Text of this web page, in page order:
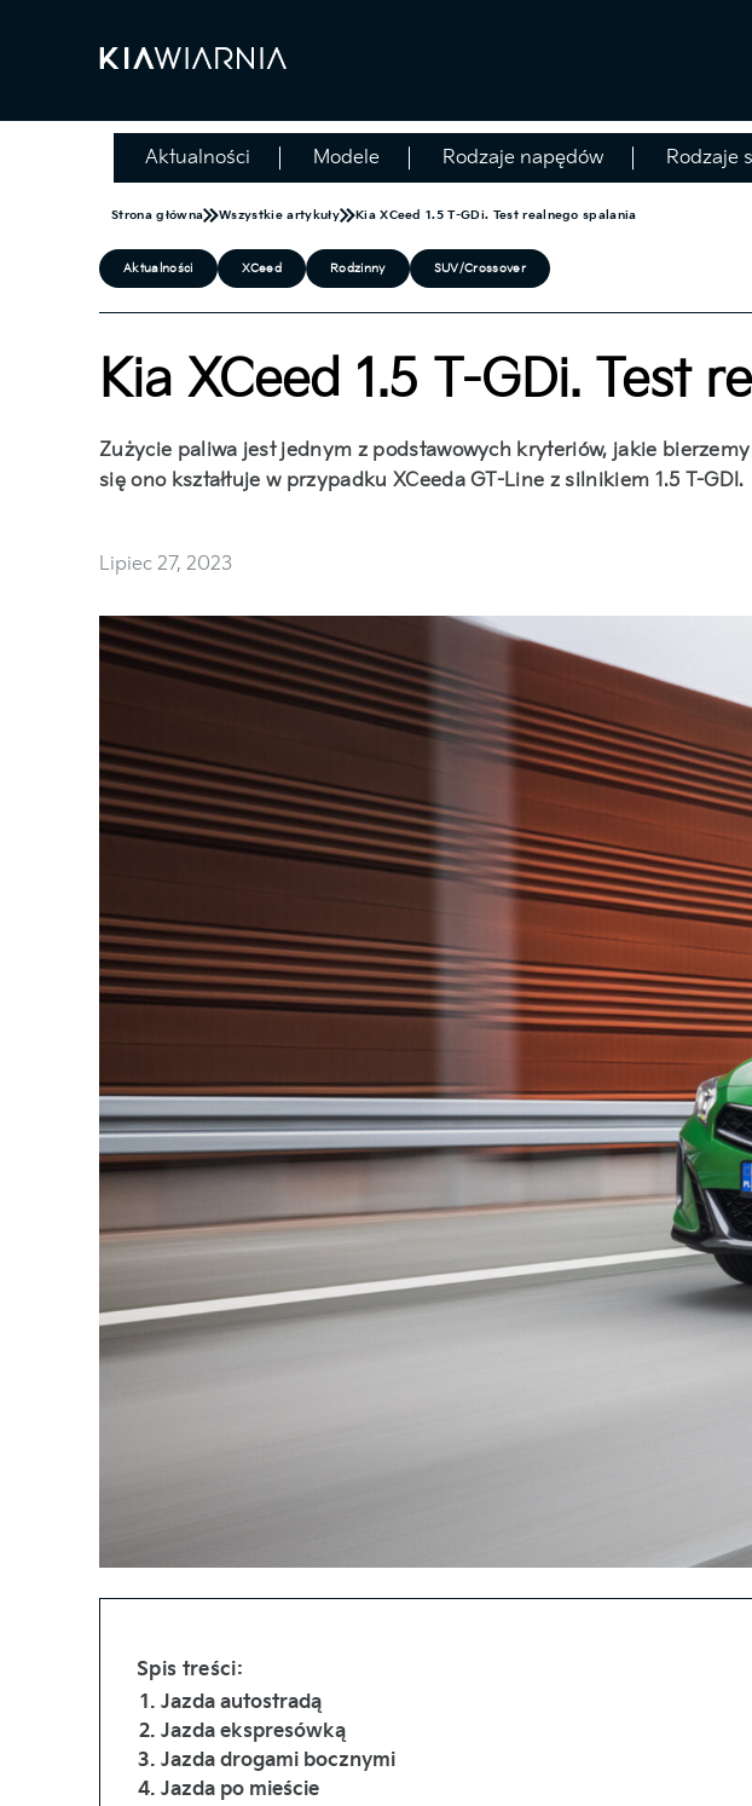
Aktualności Modele Rodzaje napędów Rodzaje
Strona główna Wszystkie artykuły Kia XCeed 1.5 T-GDi. Test realnego spalania
Aktualności XCeed Rodzinny SUV/Crossover
Kia XCeed 1.5 T-GDi. Test
Zużycie paliwa jest jednym z podstawowych kryteriów, jakie
się ono kształtuje w przypadku XCeeda GT-Line z silnikiem 1.5 T-GDI.
Lipiec 27, 2023
Spis treści:
Jazda autostradą
Jazda ekspresówką
Jazda drogami bocznymi
Jazda po mieście